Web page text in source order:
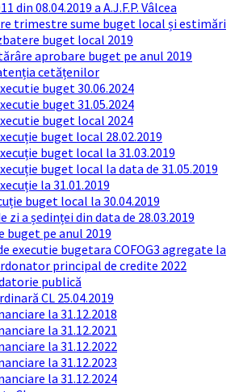
din 08.04.2019 a A.J.F.P. Vâlcea
trimestre sume buget local și estimări
buget local 2019
aprobare buget pe anul 2019
cetățenilor
buget 30.06.2024
buget 31.05.2024
buget local 2024
buget local 28.02.2019
buget local la 31.03.2019
buget local la data de 31.05.2019
la 31.01.2019
buget local la 30.04.2019
zi a ședinței din data de 28.03.2019
buget pe anul 2019
executie bugetara COFOG3 agregate la
principal de credite 2022
publică
CL 25.04.2019
la 31.12.2018
la 31.12.2021
la 31.12.2022
la 31.12.2023
la 31.12.2024